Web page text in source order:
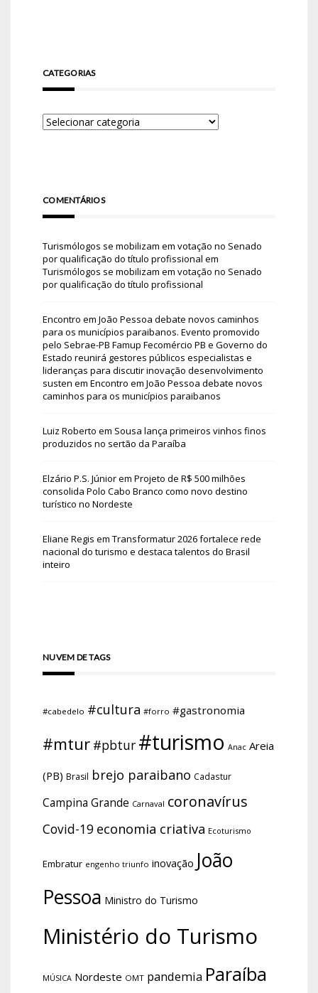
CATEGORIAS
COMENTÁRIOS
Turismólogos se mobilizam em votação no Senado
por qualificação do título profissional em
Turismólogos se mobilizam em votação no Senado
por qualificação do título profissional
Encontro em João Pessoa debate novos caminhos
para os municípios paraibanos. Evento promovido
pelo Sebrae-PB Famup Fecomércio PB e Governo do
Estado reunirá gestores públicos especialistas e
lideranças para discutir inovação desenvolvimento
susten em Encontro em João Pessoa debate novos
caminhos para os municípios paraibanos
Luiz Roberto em Sousa lança primeiros vinhos finos
produzidos no sertão da Paraíba
Elzário P.S. Júniorem Projeto de R$ 500 milhões
consolida Polo Cabo Branco como novo destino
turístico no Nordeste
Eliane Regis em Transformatur 2026 fortalece rede
nacional do turismo e destaca talentos do Brasil
inteiro
NUVEM DE TAGS
#cabedelo #cultura #forro #gastronomia
#mtur #pbtur #turismo Anac Areia
(PB) Brasil brejo paraibano Cadastur
Campina Grande Carnaval coronavírus
Covid-19 economia criativa Ecoturismo
Embratur engenho triunfo inovação João
Pessoa Ministro do Turismo
Ministério do Turismo
MÚSICA Nordeste OMT pandemia Paraíba